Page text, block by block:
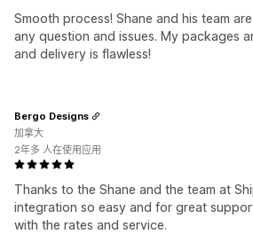
Smooth process! Shane and his team
any question and issues. My packages
and delivery is flawless!
Thanks to the Shane and the team at
integration so easy and for great
with the rates and service.
Bergo Designs
加拿大
2年多 人在使用应用